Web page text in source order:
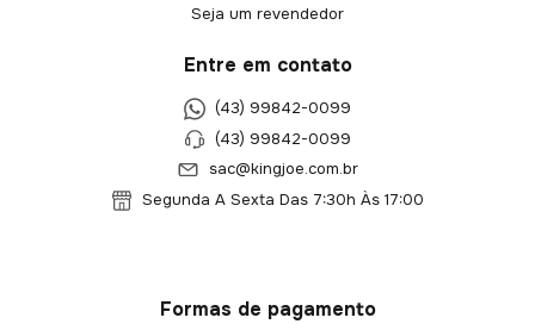
Seja um revendedor
Entre em contato
(43) 99842-0099
(43) 99842-0099
sac@kingjoe.com.br
Segunda A Sexta Das 7:30h Às 17:00
Formas de pagamento